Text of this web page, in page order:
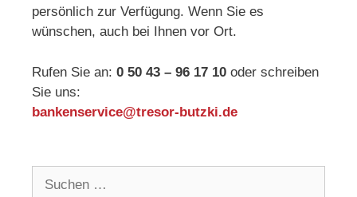
persönlich zur Verfügung. Wenn Sie es
wünschen, auch bei Ihnen vor Ort.
Rufen Sie an: 0 50 43 – 96 17 10 oder schreiben
Sie uns:
bankenservice@tresor-butzki.de